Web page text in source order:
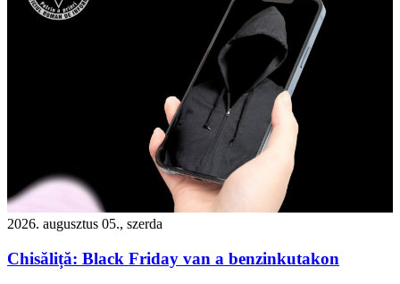
2026. augusztus 05., szerda
Chisăliță: Black Friday van a benzinkutakon